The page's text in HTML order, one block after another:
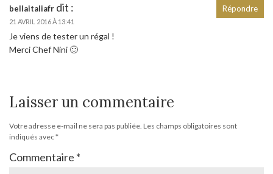
bellaitaliafr dit :
21 AVRIL 2016 À 13:41
Je viens de tester un régal !
Merci Chef Nini 🙂
Répondre
Laisser un commentaire
Votre adresse e-mail ne sera pas publiée. Les champs obligatoires sont
indiqués avec*
Commentaire *